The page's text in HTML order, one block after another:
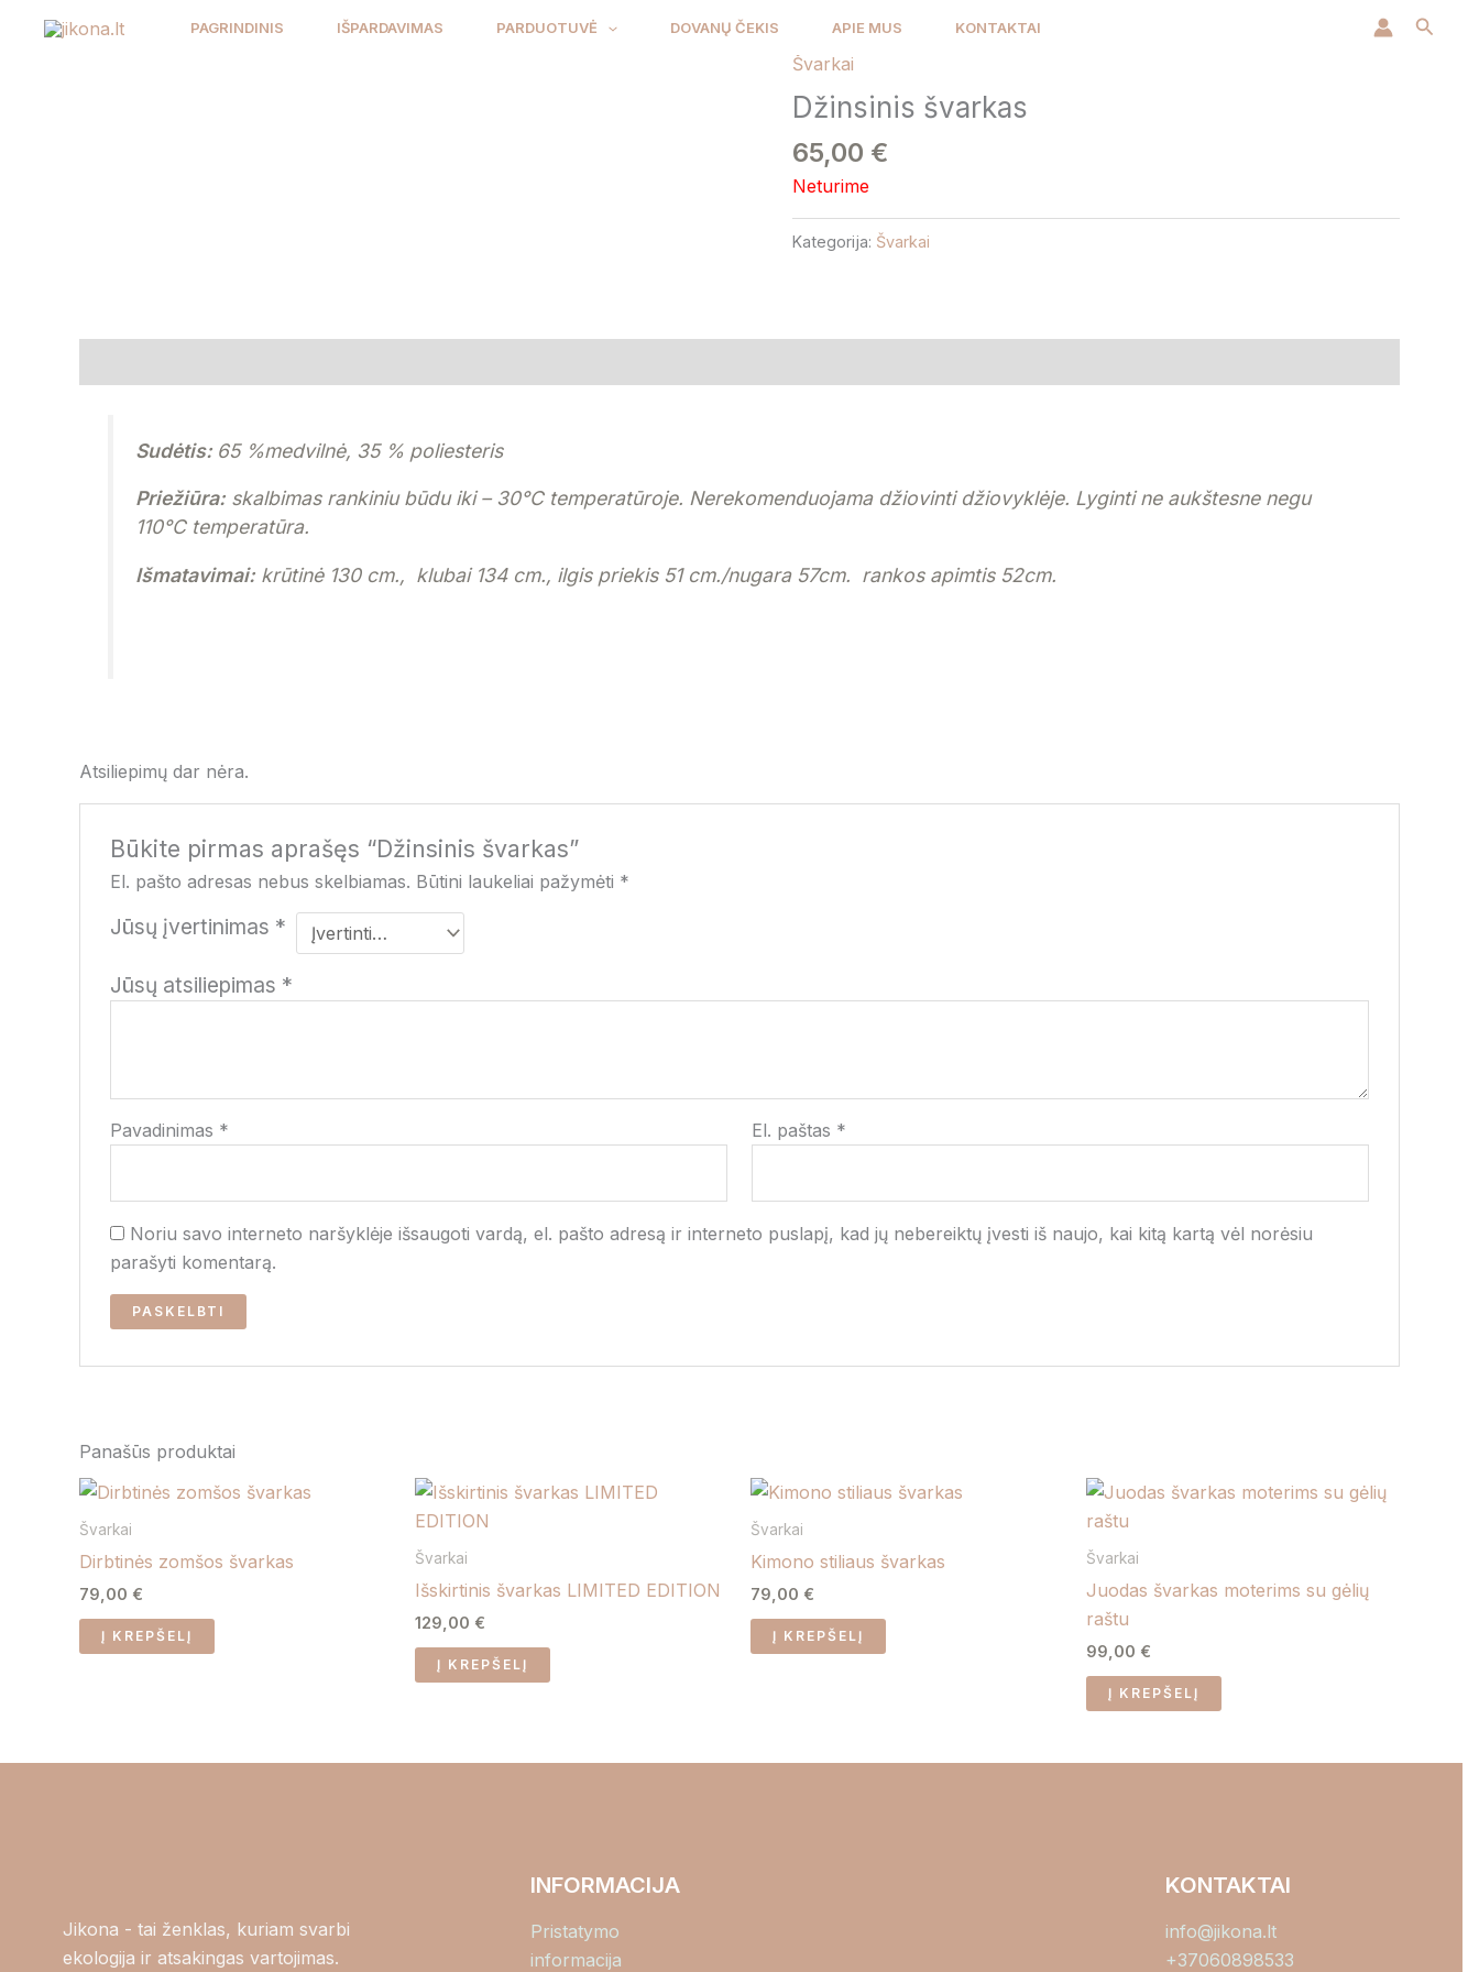
PAGRINDINIS IŠPARDAVIMAS PARDUOTUVĖ DOVANŲ ČEKIS APIE MUS KONTAKTAI
Švarkai
Džinsinis švarkas
65,00 €
Neturime
Kategorija: Švarkai
Sudėtis: 65 %medvilnė, 35 % poliesteris
Priežiūra: skalbimas rankiniu būdu iki– 30°Ctemperatūroje. Nerekomenduojama džiovinti džiovyklėje. Lyginti ne aukštesne negu
110°C temperatūra.
Išmatavimai: krūtinė 130 cm., klubai 134 cm., ilgis priekis 51 cm./nugara 57cm. rankos apimtis 52cm.
Atsiliepimų dar nėra.
Būkite pirmas aprašęs “Džinsinis švarkas”
El. pašto adresas nebus skelbiamas. Būtini laukeliai pažymėti *
Jūsų įvertinimas *
Jūsų atsiliepimas *
Pavadinimas * El. paštas *
Noriu savo interneto naršyklėje išsaugoti vardą, el. pašto adresą ir interneto puslapį, kad jų nebereiktų įvesti iš naujo, kai kitą kartą vėl norėsiu
parašyti komentarą.
Panašūs produktai
Švarkai
Dirbtinės zomšos švarkas
79,00 €
Į KREPŠELĮ
Švarkai
Išskirtinis švarkas LIMITED EDITION
129,00 €
Į KREPŠELĮ
Švarkai
Kimono stiliaus švarkas
79,00 €
Į KREPŠELĮ
Švarkai
Juodas švarkas moterims su gėlių
raštu
99,00 €
Į KREPŠELĮ
Jikona - tai ženklas, kuriam svarbi
ekologija ir atsakingas vartojimas.
INFORMACIJA
Pristatymo
informacija
KONTAKTAI
info@jikona.lt
+37060898533